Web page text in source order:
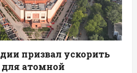
призвал ускорить
атомной